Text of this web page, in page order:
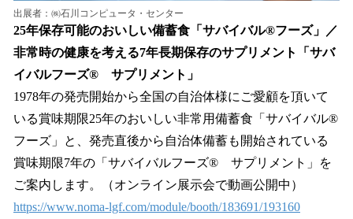
出展者：㈱石川コンピュータ・センター
25年保存可能のおいしい備蓄食「サバイバル®フーズ」／
非常時の健康を考える7年長期保存のサプリメント「サバ
イバルフーズ® サプリメント」
1978年の発売開始から全国の自治体様にご愛顧を頂いて
いる賞味期限25年のおいしい非常用備蓄食「サバイバル®
フーズ」と、発売直後から自治体備蓄も開始されている
賞味期限7年の「サバイバルフーズ® サプリメント」を
ご案内します。（オンライン展示会で動画公開中）
https://www.noma-lgf.com/module/booth/183691/193160